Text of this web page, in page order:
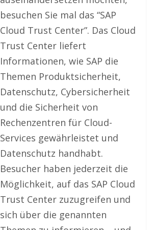
besuchen Sie mal das “SAP
Cloud Trust Center”. Das Cloud
Trust Center liefert
Informationen, wie SAP die
Themen Produktsicherheit,
Datenschutz, Cybersicherheit
und die Sicherheit von
Rechenzentren für Cloud-
Services gewährleistet und
Datenschutz handhabt.
Besucher haben jederzeit die
Möglichkeit, auf das SAP Cloud
Trust Center zuzugreifen und
sich über die genannten